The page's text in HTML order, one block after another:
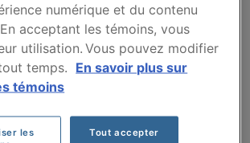
D'ASSURANCE
M3 2022 AU
5 DERNIÈRES
numérique et du contenu
acceptant les témoins, vous
utilisation. Vous pouvez modifier
temps.
En savoir plus sur
témoins
les
Tout accepter